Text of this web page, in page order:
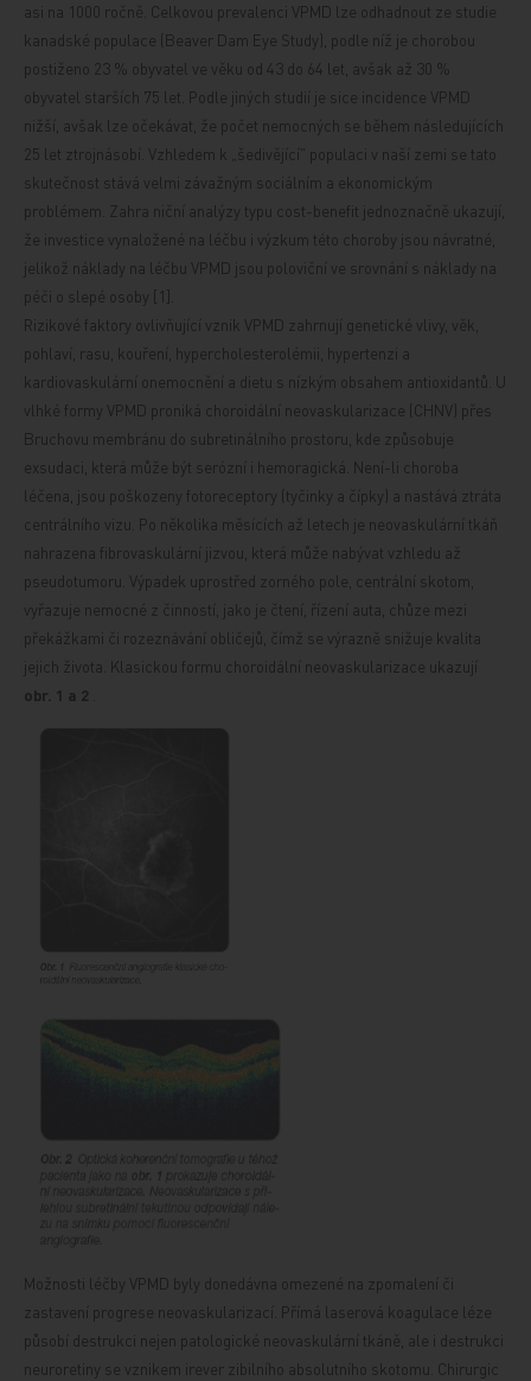
asi na 1000 ročně. Celkovou prevalenci VPMD lze odhadnout ze studie
kanadské populace (Beaver Dam Eye Study), podle níž je chorobou
postiženo 23 % obyvatel ve věku od 43 do 64 let, avšak až 30 %
obyvatel starších 75 let. Podle jiných studií je sice incidence VPMD
nižší, avšak lze očekávat, že počet nemocných se během následujících
25 let ztrojnásobí. Vzhledem k „šedivějící" populaci v naší zemi se tato
skutečnost stává velmi závažným sociálním a ekonomickým
problémem. Zahra niční analýzy typu cost-benefit jednoznačně ukazují,
že investice vynaložené na léčbu i výzkum této choroby jsou návratné,
jelikož náklady na léčbu VPMD jsou poloviční ve srovnání s náklady na
péči o slepé osoby [1].
Rizikové faktory ovlivňující vznik VPMD zahrnují genetické vlivy, věk,
pohlaví, rasu, kouření, hypercholesterolémii, hypertenzi a
kardiovaskulární onemocnění a dietu s nízkým obsahem antioxidantů. U
vlhké formy VPMD proniká choroidální neovaskularizace (CHNV) přes
Bruchovu membránu do subretinálního prostoru, kde způsobuje
exsudaci, která může být serózní i hemoragická. Není-li choroba
léčena, jsou poškozeny fotoreceptory (tyčinky a čípky) a nastává ztráta
centrálního vizu. Po několika měsících až letech je neovaskulární tkáň
nahrazena fibrovaskulární jizvou, která může nabývat vzhledu až
pseudotumoru. Výpadek uprostřed zorného pole, centrální skotom,
vyřazuje nemocné z činností, jako je čtení, řízení auta, chůze mezi
překážkami či rozeznávání obličejů, čímž se výrazně snižuje kvalita
jejich života. Klasickou formu choroidální neovaskularizace ukazují
obr. 1 a 2
Možnosti léčby VPMD byly donedávna omezené na zpomalení či
zastavení progrese neovaskularizací. Přímá laserová koagulace léze
působí destrukci nejen patologické neovaskulární tkáně, ale i destrukci
neuroretiny se vznikem irever zibilního absolutního skotomu. Chirurgic